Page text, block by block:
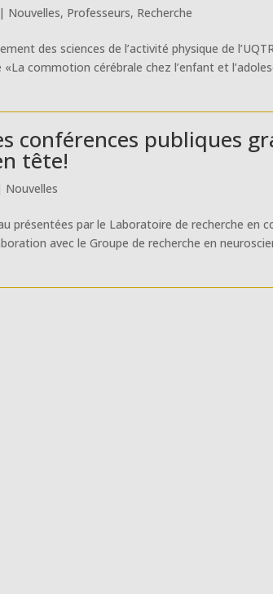
| Nouvelles, Professeurs, Recherche
des sciences de l’activité physique de
commotion cérébrale chez l’enfant et
conférences publiques
tête!
Nouvelles
présentées par le Laboratoire de recherche en
avec le Groupe de recherche en